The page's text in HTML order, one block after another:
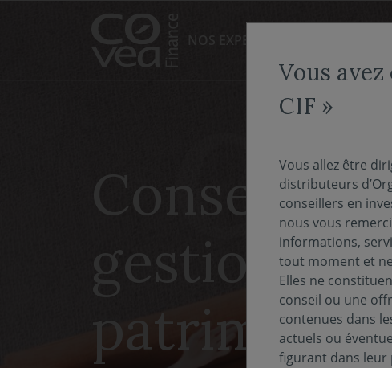
NOS EXPERTISES
gestion de
patrimoine
Vous
CIF »
Vous allez être
distributeurs
conseillers en
nous vous
informations,
tout moment et
Elles ne
conseil ou une
contenues dans
actuels ou
figurant dans leur